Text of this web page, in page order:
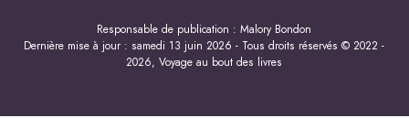
Responsable de publication : Malory Bondon
Dernière mise à jour : samedi 13 juin 2026 - Tous droits réservés © 2022 -
2026, Voyage au bout des livres